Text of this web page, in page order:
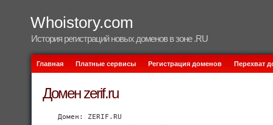
Whoistory.com
История регистраций новых доменов в зоне .RU
Главная Платные сервисы Регистрация доменов Перехват
Домен zerif.ru
Домен: ZERIF.RU